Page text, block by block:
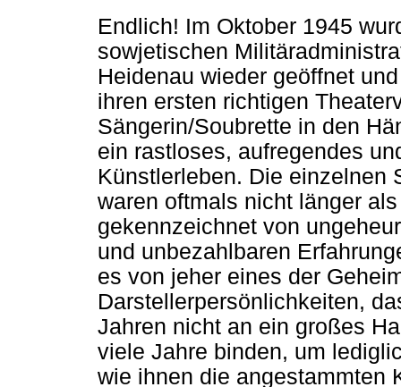
Endlich! Im Oktober 1945
sowjetischen
Heidenau wieder geöffnet
ihren ersten richtigen
Sängerin/Soubrette in den
ein rastloses, aufregendes
Künstlerleben. Die einzelnen
waren oftmals nicht länger
gekennzeichnet von
und unbezahlbaren
es von jeher eines der
Darstellerpersönlichkeiten,
Jahren nicht an ein großes
viele Jahre binden, um
wie ihnen die angestammten